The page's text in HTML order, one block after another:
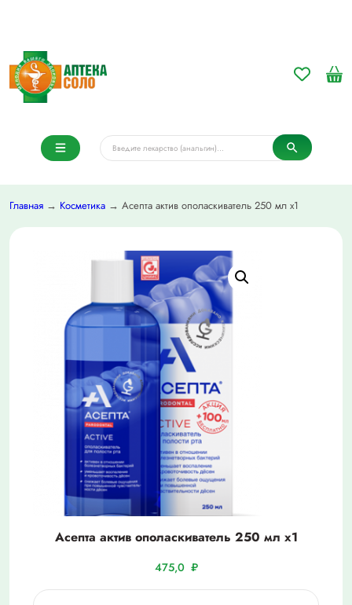
Главная → Косметика → Асепта актив ополаскиватель 250 мл х1
Асепта актив ополаскиватель 250 мл х1
475,0 ₽